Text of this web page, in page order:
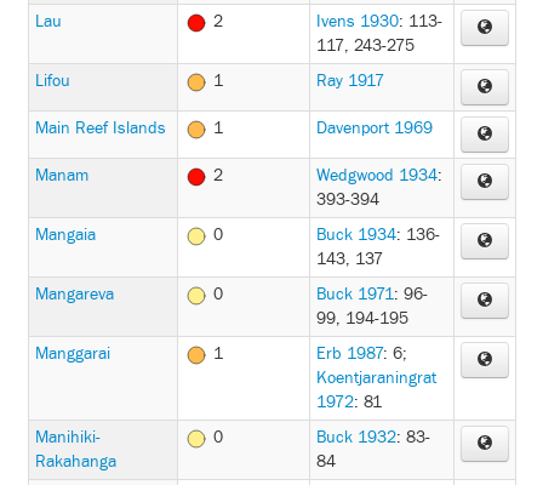
Lau
2 Ivens 1930: 113-
117, 243-275
Lifou
1 Ray 1917
Main Reef Islands 1 Davenport 1969
Manam 2 Wedgwood 1934:
393-394
Mangaia
0 Buck 1934: 136-
143, 137
Mangareva
0 Buck 1971: 96-
99, 194-195
Manggarai
1 Erb 1987: 6;
Koentjaraningrat
1972: 81
Manihiki-
Rakahanga
0 Buck 1932: 83-
84